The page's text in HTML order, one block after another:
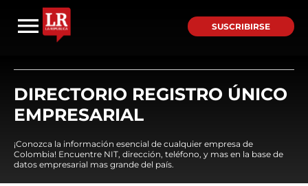
SUSCRIBIRSE
DIRECTORIO REGISTRO ÚNICO
EMPRESARIAL
¡Conozca la información esencial de cualquier empresa de
Colombia! Encuentre NIT, dirección, teléfono, y mas en la base de
datos empresarial mas grande del país.